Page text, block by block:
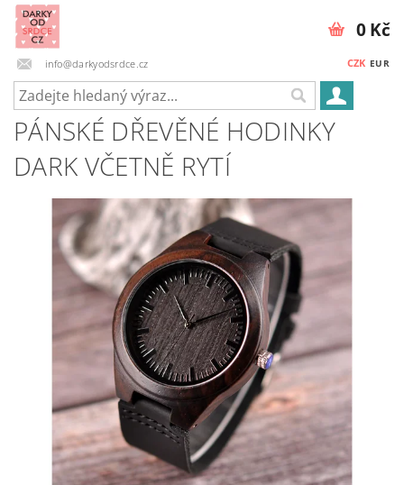
info@darkyodsrdce.cz CZK EUR
0 Kč
PÁNSKÉ DŘEVĚNÉ HODINKY
DARK VČETNĚ RYTÍ